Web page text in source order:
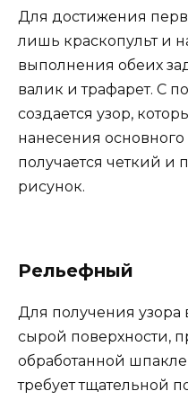
Для достижения
лишь краскопульт и
выполнения обеих
валик и трафарет. С
создается узор,
нанесения основного
получается четкий и
рисунок.
Рельефный
Для получения
сырой поверхности,
обработанной
требует тщательной